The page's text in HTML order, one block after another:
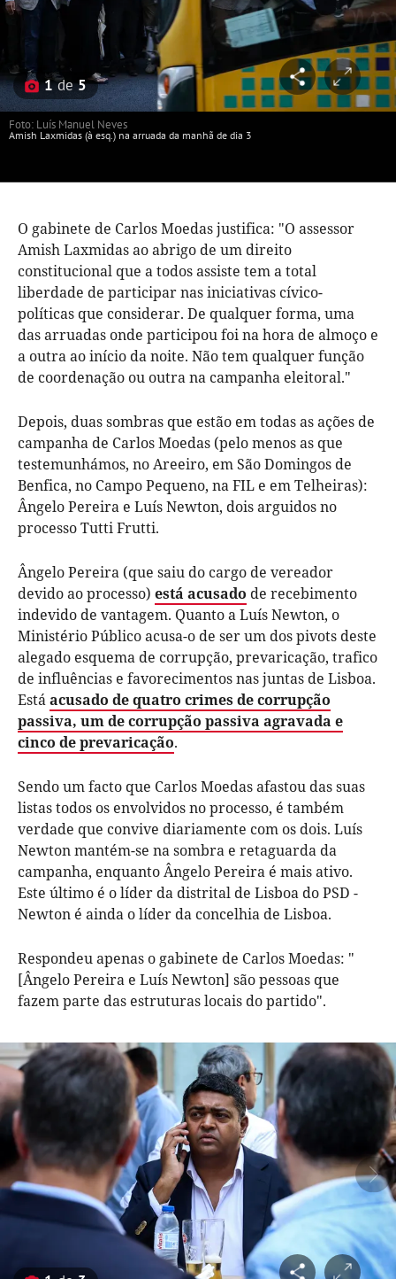
1de5
Amish Laxmidas (à esq.) na arruada da manhã de dia 3
Foto: Luís Manuel Neves
O gabinete de Carlos Moedas justifica: "O assessor
Amish Laxmidas ao abrigo de um direito
constitucional que a todos assiste tem a total
liberdade de participar nas iniciativas cívico-
políticas que considerar. De qualquer forma, uma
das arruadas onde participou foi na hora de almoço e
a outra ao início da noite. Não tem qualquer função
de coordenação ou outra na campanha eleitoral."
Depois, duas sombras que estão em todas as ações de
campanha de Carlos Moedas (pelo menos as que
testemunhámos, no Areeiro, em São Domingos de
Benfica, no Campo Pequeno, na FIL e em Telheiras):
Ângelo Pereira e Luís Newton, dois arguidos no
processo Tutti Frutti.
Ângelo Pereira (que saiu do cargo de vereador
devido ao processo) está acusado de recebimento
indevido de vantagem. Quanto a Luís Newton, o
Ministério Público acusa-o de ser um dos pivots deste
alegado esquema de corrupção, prevaricação, trafico
de influências e favorecimentos nas juntas de Lisboa.
Estáacusado de quatro crimes de corrupção
passiva, um de corrupção passiva agravada e
cinco de prevaricação.
Sendo um facto que Carlos Moedas afastou das suas
listas todos os envolvidos no processo, é também
verdade que convive diariamente com os dois. Luís
Newton mantém-se na sombra e retaguarda da
campanha, enquanto Ângelo Pereira é mais ativo.
Este último é o líder da distrital de Lisboa do PSD -
Newton é ainda o líder da concelhia de Lisboa.
Respondeu apenas o gabinete de Carlos Moedas: "
[Ângelo Pereira e Luís Newton] são pessoas que
fazem parte das estruturas locais do partido".